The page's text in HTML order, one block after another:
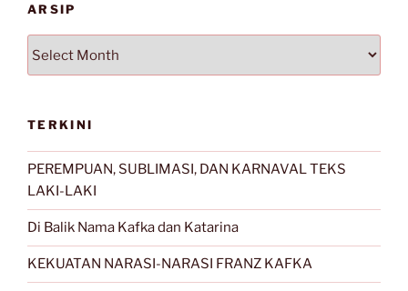
ARSIP
TERKINI
PEREMPUAN, SUBLIMASI, DAN KARNAVAL TEKS
LAKI-LAKI
Di Balik Nama Kafka dan Katarina
KEKUATAN NARASI-NARASI FRANZ KAFKA